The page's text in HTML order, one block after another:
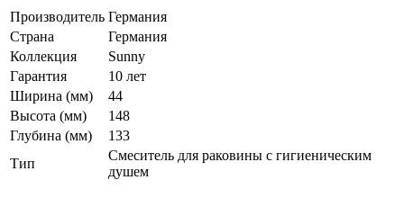
Производитель Германия
Страна
Германия
Коллекция
Sunny
Гарантия
10 лет
Ширина (мм)
44
Высота (мм)
148
Глубина (мм)
133
Тип
Смеситель для раковины с гигиеническим
душем